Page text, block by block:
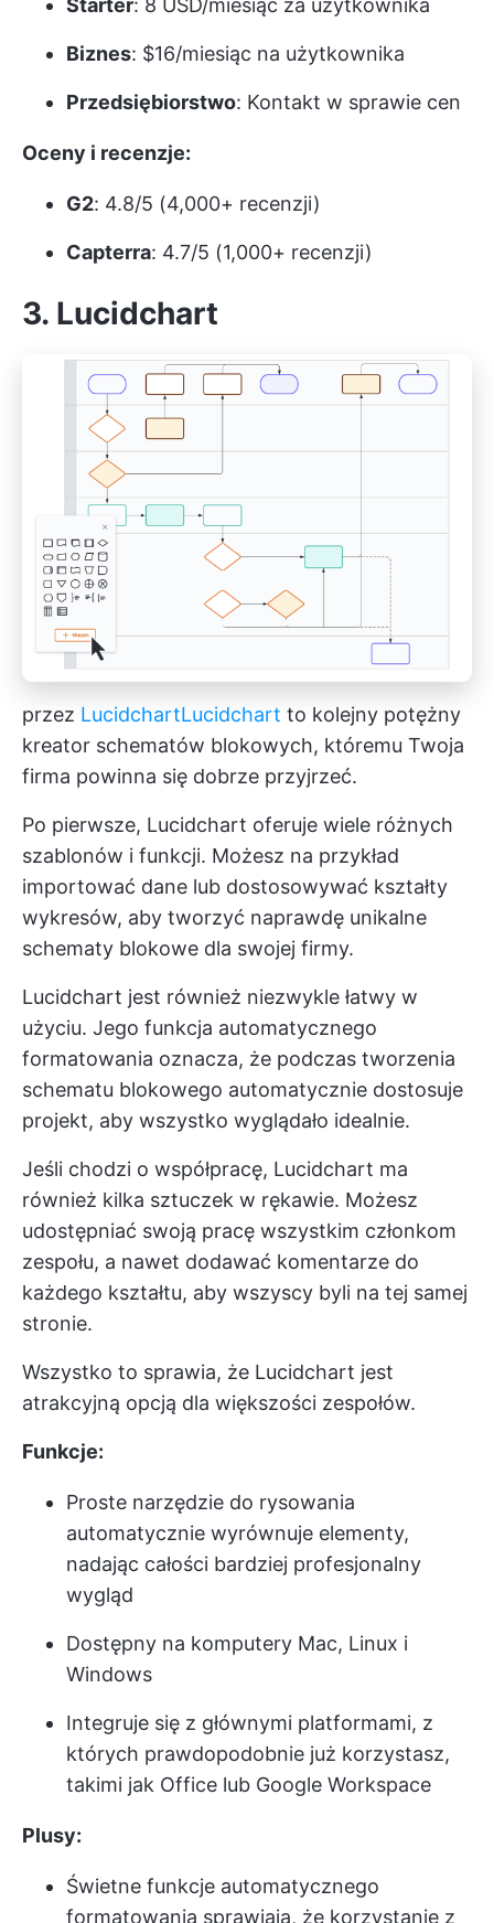
Biznes: $16/miesiąc na użytkownika
Przedsiębiorstwo: Kontakt w sprawie cen
Oceny i recenzje:
G2: 4.8/5 (4,000+ recenzji)
Capterra: 4.7/5 (1,000+ recenzji)
3. Lucidchart
przez LucidchartLucidchart to kolejny potężny
kreator schematów blokowych, któremu Twoja
firma powinna się dobrze przyjrzeć.
Po pierwsze, Lucidchart oferuje wiele różnych
szablonów i funkcji. Możesz na przykład
importować dane lub dostosowywać kształty
wykresów, aby tworzyć naprawdę unikalne
schematy blokowe dla swojej firmy.
Lucidchart jest również niezwykle łatwy w
użyciu. Jego funkcja automatycznego
formatowania oznacza, że podczas tworzenia
schematu blokowego automatycznie dostosuje
projekt, aby wszystko wyglądało idealnie.
Jeśli chodzi o współpracę, Lucidchart ma
również kilka sztuczek w rękawie. Możesz
udostępniać swoją pracę wszystkim członkom
zespołu, a nawet dodawać komentarze do
każdego kształtu, aby wszyscy byli na tej samej
stronie.
Wszystko to sprawia, że Lucidchart jest
atrakcyjną opcją dla większości zespołów.
Funkcje:
Proste narzędzie do rysowania
automatycznie wyrównuje elementy,
nadając całości bardziej profesjonalny
wygląd
Dostępny na komputery Mac, Linux i
Windows
Integruje się z głównymi platformami, z
których prawdopodobnie już korzystasz,
takimi jak Office lub Google Workspace
Plusy:
Świetne funkcje automatycznego
formatowania sprawiają, że korzystanie z